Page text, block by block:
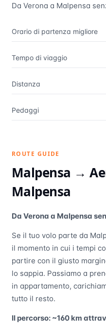
Da Verona a Malpensa
Orario di partenza migliore
Tempo di viaggio
Distanza
Pedaggi
ROUTE GUIDE
Malpensa →
Malpensa
Da Verona a Malpensa
Se il tuo volo parte da
il momento in cui i tempi
partire con il giusto
lo sappia. Passiamo a
in appartamento,
tutto il resto.
Il percorso: ~160 km